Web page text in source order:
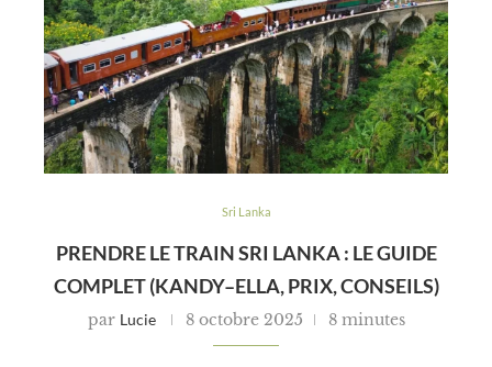
Sri Lanka
PRENDRE LE TRAIN SRI LANKA : LE GUIDE
COMPLET (KANDY–ELLA, PRIX, CONSEILS)
par Lucie 8 octobre 2025 8 minutes